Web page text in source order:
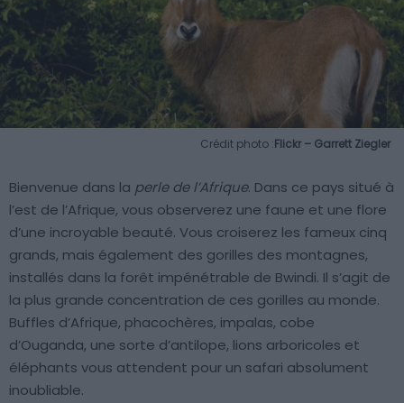
Crédit photo :Flickr – Garrett Ziegler
Bienvenue dans la perle de l’Afrique. Dans ce pays situé à
l’est de l’Afrique, vous observerez une faune et une flore
d’une incroyable beauté. Vous croiserez les fameux cinq
grands, mais également des gorilles des montagnes,
installés dans la forêt impénétrable de Bwindi. Il s’agit de
la plus grande concentration de ces gorilles au monde.
Buffles d’Afrique, phacochères, impalas, cobe
d’Ouganda, une sorte d’antilope, lions arboricoles et
éléphants vous attendent pour un safari absolument
inoubliable.